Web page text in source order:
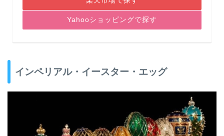
Yahooショッピングで探す
インペリアル・イースター・エッグ